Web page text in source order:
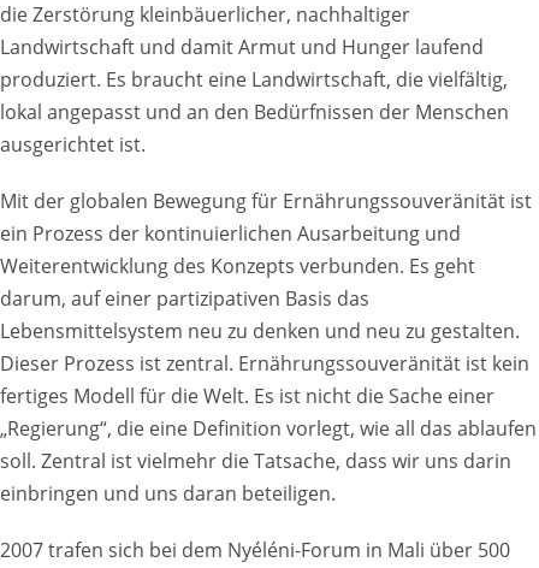
die Zerstörung kleinbäuerlicher, nachhaltiger
Landwirtschaft und damit Armut und Hunger laufend
produziert. Es braucht eine Landwirtschaft, die vielfältig,
lokal angepasst und an den Bedürfnissen der Menschen
ausgerichtet ist.
Mit der globalen Bewegung für Ernährungssouveränität ist
ein Prozess der kontinuierlichen Ausarbeitung und
Weiterentwicklung des Konzepts verbunden. Es geht
darum, auf einer partizipativen Basis das
Lebensmittelsystem neu zu denken und neu zu gestalten.
Dieser Prozess ist zentral. Ernährungssouveränität ist kein
fertiges Modell für die Welt. Es ist nicht die Sache einer
„Regierung“, die eine Definition vorlegt, wie all das ablaufen
soll. Zentral ist vielmehr die Tatsache, dass wir uns darin
einbringen und uns daran beteiligen.
2007 trafen sich bei dem Nyéléni-Forum in Mali über 500